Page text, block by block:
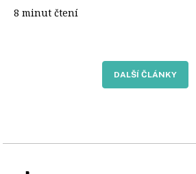
8 minut čtení
DALŠÍ ČLÁNKY